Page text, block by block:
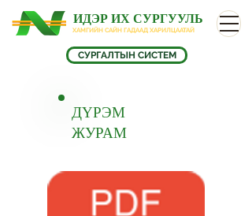
ИДЭР ИХ СУРГУУЛЬ
ХАМГИЙН САЙН ГАДААД ХАРИЛЦААТАЙ
СУРГАЛТЫН СИСТЕМ
ДҮРЭМ
ЖУРАМ